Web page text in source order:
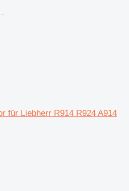
für Liebherr R914 R924 A914